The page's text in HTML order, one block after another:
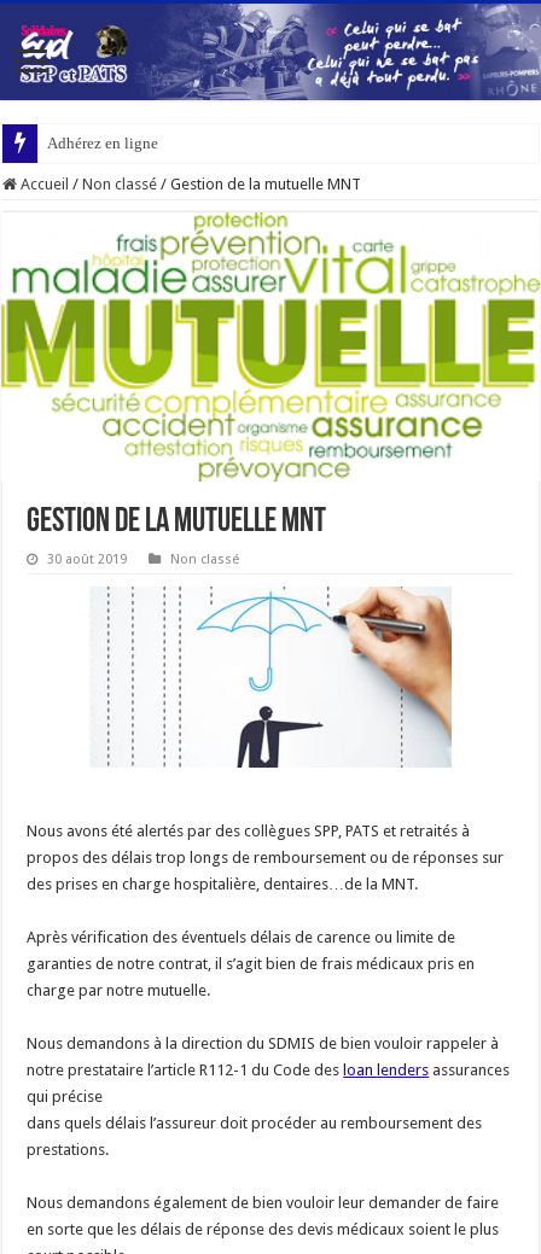
Adhérez en ligne
Accueil / Non classé / Gestion de la mutuelle MNT
Gestion de la mutuelle MNT
30 août 2019 Non classé
Nous avons été alertés par des collègues SPP, PATS et retraités à
propos des délais trop longs de remboursement ou de réponses sur
des prises en charge hospitalière, dentaires…de la MNT.
Après vérification des éventuels délais de carence ou limite de
garanties de notre contrat, il s’agit bien de frais médicaux pris en
charge par notre mutuelle.
Nous demandons à la direction du SDMIS de bien vouloir rappeler à
notre prestataire l’article R112-1 du Code des loan lenders assurances
qui précise
dans quels délais l’assureur doit procéder au remboursement des
prestations.
Nous demandons également de bien vouloir leur demander de faire
en sorte que les délais de réponse des devis médicaux soient le plus